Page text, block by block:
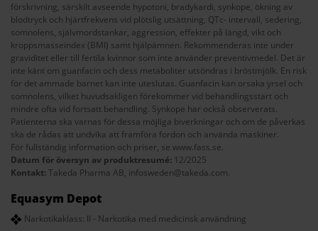
förskrivning, särskilt avseende hypotoni, bradykardi, synkope, ökning av
blodtryck och hjärtfrekvens vid plötslig utsättning, QTc- intervall, sedering,
somnolens, självmordstankar, aggression, effekter på längd, vikt och
kroppsmasseindex (BMI) samt hjälpämnen. Rekommenderas inte under
graviditet eller till fertila kvinnor som inte använder preventivmedel. Det är
inte känt om guanfacin och dess metaboliter utsöndras i bröstmjölk. En risk
för det ammade barnet kan inte uteslutas. Guanfacin kan orsaka yrsel och
somnolens, vilket huvudsakligen förekommer vid behandlingsstart och
mindre ofta vid fortsatt behandling. Synkope har också observerats.
Patienterna ska varnas för dessa möjliga biverkningar och om de påverkas
ska de rådas att undvika att framföra fordon och använda maskiner.
För fullständig information och priser, se www.fass.se.
Datum för översyn av produktresumé: 12/2025
Kontakt: Takeda Pharma AB, infosweden@takeda.com.
Equasym Depot
Narkotikaklass: II - Narkotika med medicinsk användning